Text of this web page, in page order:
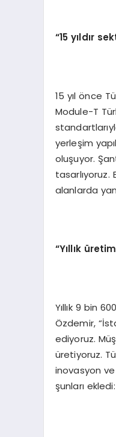
“15 yıldır
15 yıl önce
Module-T
yerleşim
oluşuyor.
tasarlıyoruz.
alanlarda
“Yıllık
Yıllık 9 bin
Özdemir,
ediyoruz.
üretiyoruz.
inovasyon
şunları ekledi: